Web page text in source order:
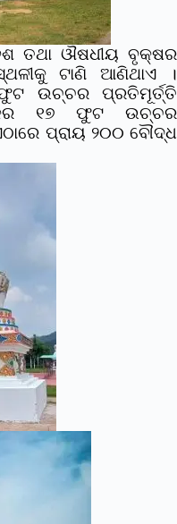
ତଥା ଔଷଧୀୟ ବୃକ୍ଷର
ଟାଣି ଆଣିଥାଏ ।
ଉଚ୍ଚର ପ୍ରତିମୂର୍ତ୍ତି
୧୭ ଫୁଟ ଉଚ୍ଚର
ପ୍ରାୟ ୨୦୦ ବୌଦ୍ଧ